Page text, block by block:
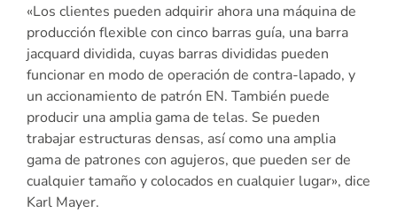
«Los clientes pueden adquirir ahora una máquina de
producción flexible con cinco barras guía, una barra
jacquard dividida, cuyas barras divididas pueden
funcionar en modo de operación de contra-lapado, y
un accionamiento de patrón EN. También puede
producir una amplia gama de telas. Se pueden
trabajar estructuras densas, así como una amplia
gama de patrones con agujeros, que pueden ser de
cualquier tamaño y colocados en cualquier lugar», dice
Karl Mayer.